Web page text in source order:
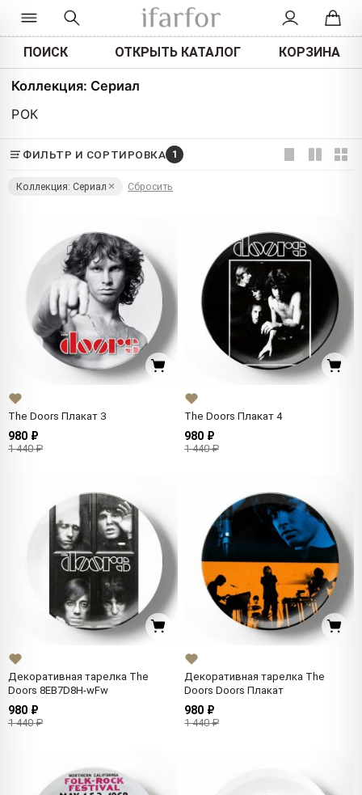
ПОИСК ОТКРЫТЬ КАТАЛОГ КОРЗИНА
Коллекция: Сериал
РОК
ФИЛЬТР И СОРТИРОВКА 1
Коллекция: Сериал Сбросить
The Doors Плакат 3
980 ₽
1 440 ₽
The Doors Плакат 4
980 ₽
1 440 ₽
Декоративная тарелка The
Doors 8EB7D8H-wFw
980 ₽
1 440 ₽
Декоративная тарелка The
Doors Doors Плакат
980 ₽
1 440 ₽